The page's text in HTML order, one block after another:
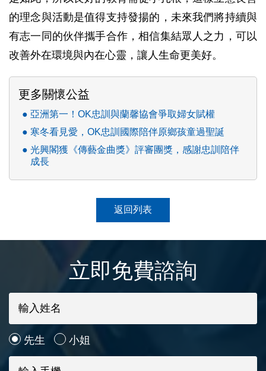
的理念與活動是值得支持發揚的，未來我們將持續與
有志一同的伙伴攜手合作，相信集結眾人之力，可以
改善外在環境與內在心靈，讓人生命更美好。
更多關懷公益
亞洲第一！OK忠訓與蘭馨協會爭取婦女賦權
寒冬看見愛，OK忠訓國際陪伴原鄉孩童過聖誕
光興閣獲《傳藝金曲獎》評審團獎，感謝忠訓陪伴
成長
返回列表
立即免費諮詢
先生 小姐